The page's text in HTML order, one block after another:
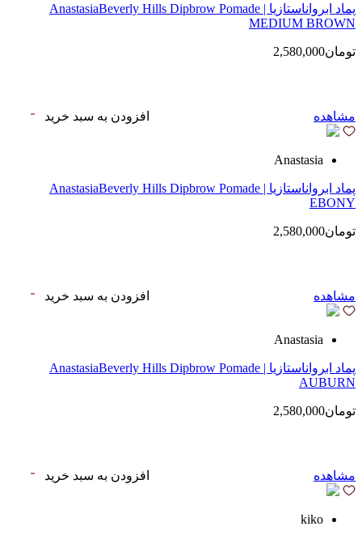
پماد ابرواناستازیا | AnastasiaBeverly Hills Dipbrow Pomade
MEDIUM BROWN
تومان2,580,000
مشاهده افزودن به سبد خرید
Anastasia
پماد ابرواناستازیا | AnastasiaBeverly Hills Dipbrow Pomade
EBONY
تومان2,580,000
مشاهده افزودن به سبد خرید
Anastasia
پماد ابرواناستازیا | AnastasiaBeverly Hills Dipbrow Pomade
AUBURN
تومان2,580,000
مشاهده افزودن به سبد خرید
kiko